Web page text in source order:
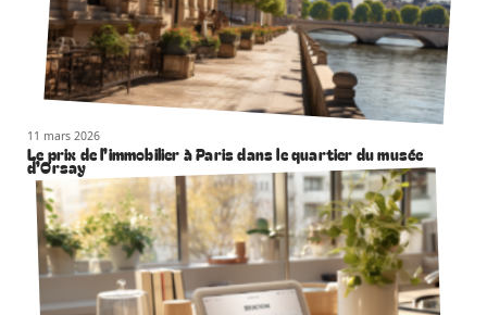
11 mars 2026
Le prix de l’immobilier à Paris dans le quartier du musée
d’Orsay